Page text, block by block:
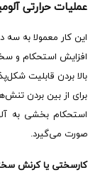
عملیات حرارتی
این کار معمولا به سه
افزایش استحکام و
بالا بردن قابلیت
برای از بین بردن
استحکام بخشی به
صورت می‌گیرد.
کارسختی یا کرنش